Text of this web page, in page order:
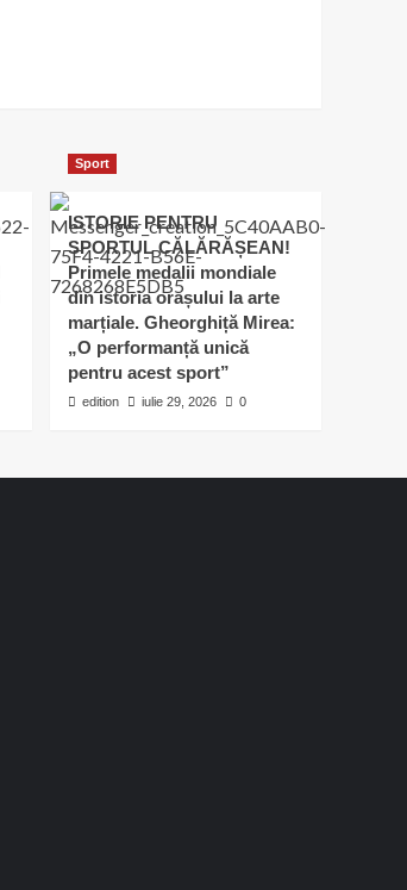
Sport
ISTORIE PENTRU
SPORTUL CĂLĂRĂȘEAN!
Primele medalii mondiale
din istoria orașului la arte
marțiale. Gheorghiță Mirea:
„O performanță unică
pentru acest sport”
edition iulie 29, 2026 0